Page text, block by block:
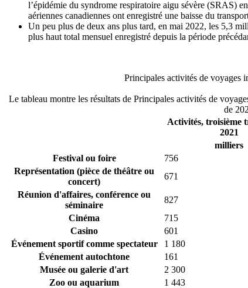
l’épidémie du syndrome respiratoire aigu sévère (SRAS)
aériennes canadiennes ont enregistré une baisse du
Un peu plus de deux ans plus tard, en mai 2022, les 5,3
plus haut total mensuel enregistré depuis la période
Principales activités de voyages
Le tableau montre les résultats de Principales activités de
de
Activités, troisième
2021
milliers
Festival ou foire
756
Représentation (pièce de théâtre ou
concert)
671
Réunion d'affaires, conférence ou
séminaire
827
Cinéma
715
Casino
601
Événement sportif comme spectateur
1 180
Événement autochtone
161
Musée ou galerie d'art
2 300
Zoo ou aquarium
1 443